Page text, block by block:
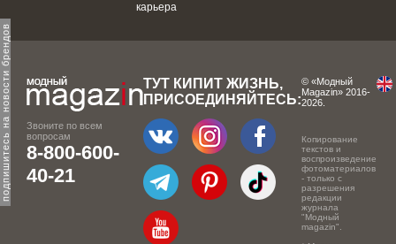
подпишитесь на новости брендов
карьера
Звоните по всем
вопросам
8-800-600-
40-21
ТУТ КИПИТ ЖИЗНЬ,
ПРИСОЕДИНЯЙТЕСЬ:
© «Модный
Magazin» 2016-
2026.
Копирование
текстов и
воспроизведение
фотоматериалов
- только с
разрешения
редакции
журнала
"Модный
magazin".